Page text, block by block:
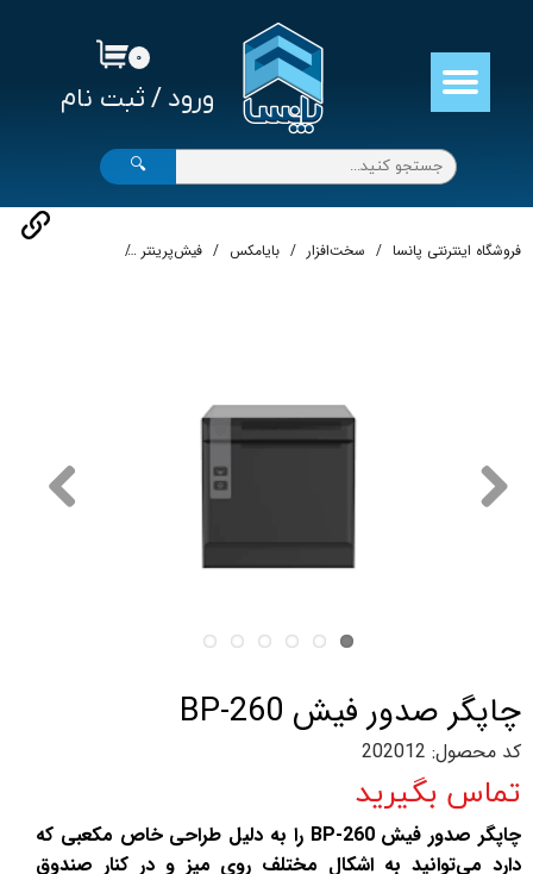
ورود / ثبت نام
حساب کاربری من
تغییر گذر واژه
سفارشات
خروج از حساب کاربری
۰
🔍
فروشگاه اینترنتی پانسا سخت‌افزار بایامکس فیش‌پرینتر
چاپگر صدور فیش BP-260
کد محصول: 202012
تماس بگیرید
چاپگر صدور فیش BP-260 را به دلیل طراحی خاص مکعبی که
دارد می‌توانید به اشکال مختلف روی میز و در کنار صندوق